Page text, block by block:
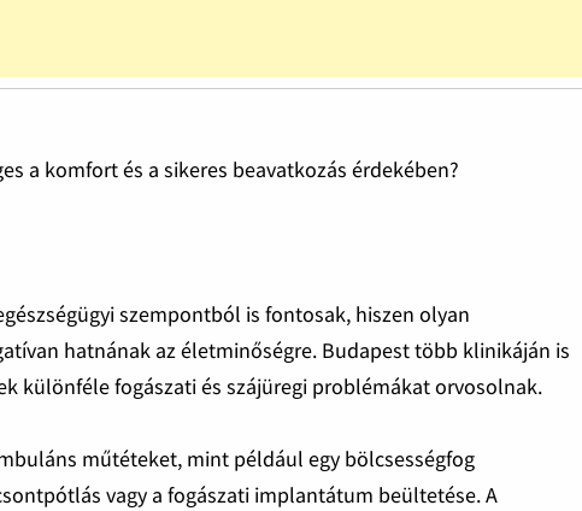
a komfort és a sikeres beavatkozás érdekében?
szempontból is fontosak, hiszen olyan
hatnának az életminőségre. Budapest több klinikáján is
különféle fogászati és szájüregi problémákat orvosolnak.
műtéteket, mint például egy bölcsességfog
vagy a fogászati implantátum beültetése. A